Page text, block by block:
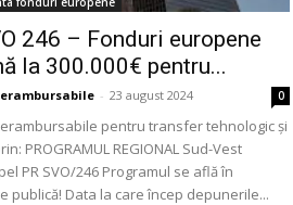
246 – Fonduri europene
la 300.000€ pentru...
- 23 august 2024 0
pentru transfer tehnologic și
PROGRAMUL REGIONAL Sud-Vest
PR SVO/246 Programul se află în
publică! Data la care încep depunerile...